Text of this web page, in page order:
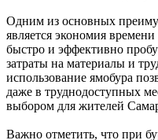
Одним из основных
является экономия
быстро и эффективно
затраты на материалы и
использование ямобура
даже в труднодоступных
выбором для жителей
Важно отметить, что при